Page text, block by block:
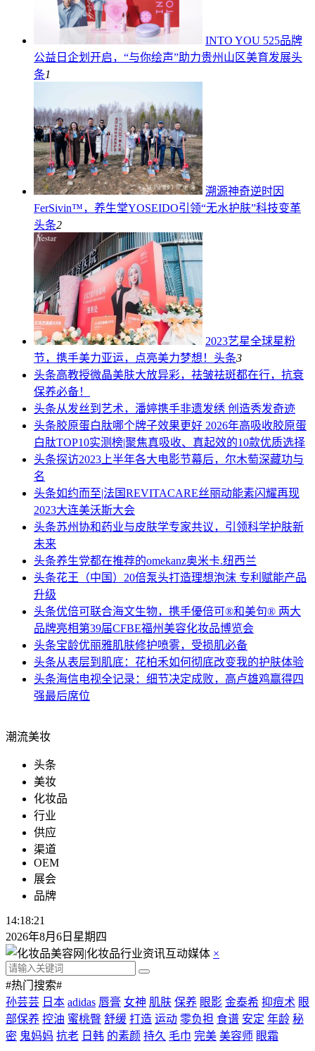
INTO YOU 525品牌
公益日企划开启，“与你绘声”助力贵州山区美育发展头
条1
溯源神奇逆时因
FerSivin™，养生堂YOSEIDO引领“无水护肤”科技变革
头条2
2023艺星全球星粉
节，携手美力亚运，点亮美力梦想！ 头条3
头条高教授微晶美肤大放异彩，祛皱祛斑都在行，抗衰
保养必备！
头条从发丝到艺术，潘婷携手非遗发绣 创造秀发奇迹
头条胶原蛋白肽哪个牌子效果更好 2026年高吸收胶原蛋
白肽TOP10实测榜|聚焦真吸收、真起效的10款优质选择
头条探访2023上半年各大电影节幕后，尔木萄深藏功与
名
头条如约而至|法国REVITACARE丝丽动能素闪耀再现
2023大连美沃斯大会
头条苏州协和药业与皮肤学专家共议，引领科学护肤新
未来
头条养生党都在推荐的omekanz奥米卡.纽西兰
头条花王（中国）20倍泵头打造理想泡沫 专利赋能产品
升级
头条优倍可联合海文生物，携手優倍可®和美句® 两大
品牌亮相第39届CFBE福州美容化妆品博览会
头条宝龄优丽雅肌肤修护喷雾，受损肌必备
头条从表层到肌底：花柏禾如何彻底改变我的护肤体验
头条海信电视全记录：细节决定成败，高卢雄鸡赢得四
强最后席位
潮流美妆
头条
美妆
化妆品
行业
供应
渠道
OEM
展会
品牌
14:18:21
2026年8月6日星期四
×
#热门搜索#
孙芸芸 日本 adidas 唇膏 女神 肌肤 保养 眼影 金泰希 抑痘术 眼
部保养 控油 蜜桃臀 舒缓 打造 运动 零负担 食谱 安定 年龄 秘
密 鬼妈妈 抗老 日韩 的素颜 持久 毛巾 完美 美容师 眼霜